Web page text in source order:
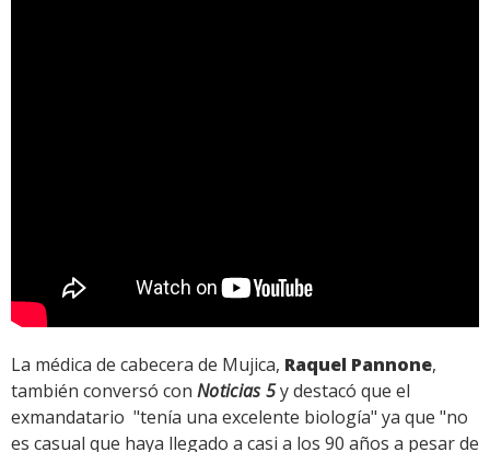
La médica de cabecera de Mujica, Raquel Pannone,
también conversó con Noticias 5y destacó que el
exmandatario "tenía una excelente biología" ya que "no
es casual que haya llegado a casi a los 90 años a pesar de